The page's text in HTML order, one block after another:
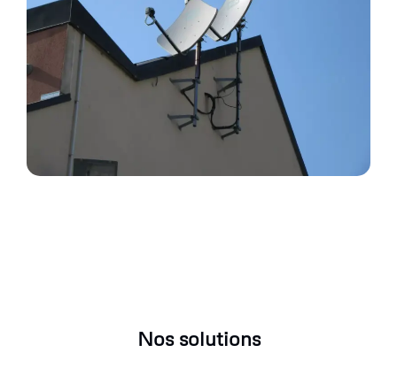
Nos solutions